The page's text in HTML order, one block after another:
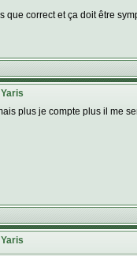
que correct et ça doit être
plus je compte plus il me